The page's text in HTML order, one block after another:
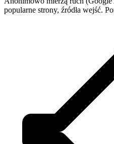
popularne strony, źródła wejść.